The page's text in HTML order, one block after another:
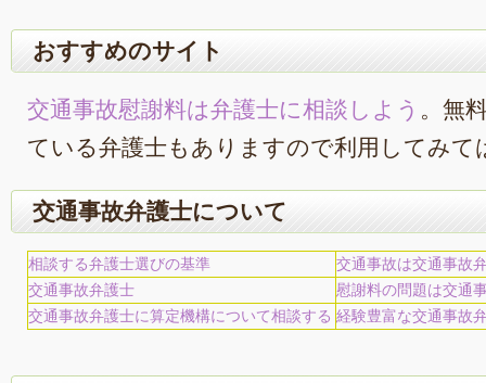
おすすめのサイト
交通事故慰謝料は弁護士に相談しよう 。無
ている弁護士もありますので利用してみて
交通事故弁護士について
相談する弁護士選びの基準
交通事故は交通事故
交通事故弁護士
慰謝料の問題は交通
交通事故弁護士に算定機構について相談する 経験豊富な交通事故